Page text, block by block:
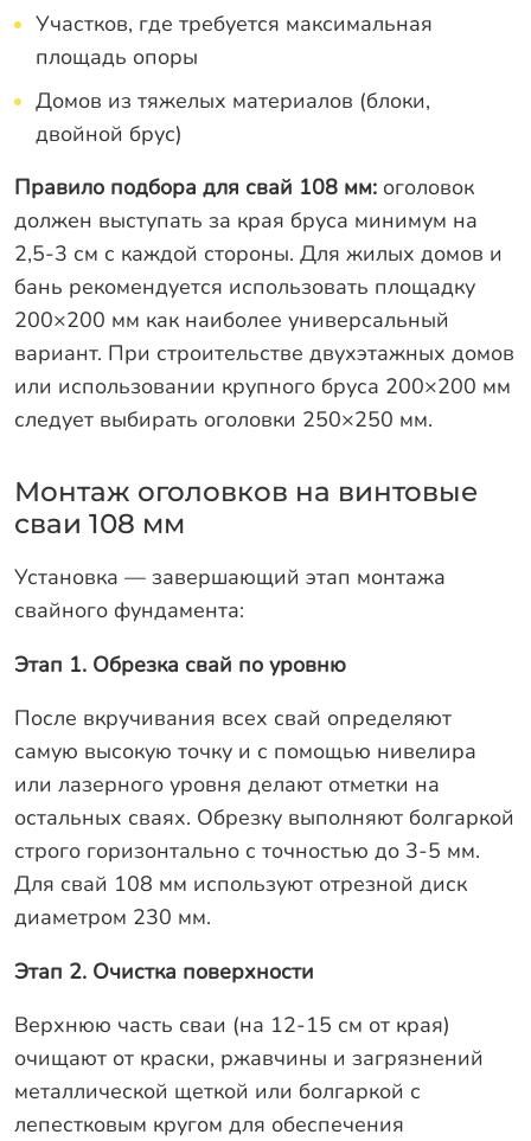
Участков, где требуется максимальная
площадь опоры
Домов из тяжелых материалов (блоки,
двойной брус)
Правило подбора для свай 108 мм: оголовок
должен выступать за края бруса минимум на
2,5-3 см с каждой стороны. Для жилых домов и
бань рекомендуется использовать площадку
200×200 мм как наиболее универсальный
вариант. При строительстве двухэтажных домов
или использовании крупного бруса 200×200 мм
следует выбирать оголовки 250×250 мм.
Монтаж оголовков на винтовые
сваи 108 мм
Установка — завершающий этап монтажа
свайного фундамента:
Этап 1. Обрезка свай по уровню
После вкручивания всех свай определяют
самую высокую точку и с помощью нивелира
или лазерного уровня делают отметки на
остальных сваях. Обрезку выполняют болгаркой
строго горизонтально с точностью до 3-5 мм.
Для свай 108 мм используют отрезной диск
диаметром 230 мм.
Этап 2. Очистка поверхности
Верхнюю часть сваи (на 12-15 см от края)
очищают от краски, ржавчины и загрязнений
металлической щеткой или болгаркой с
лепестковым кругом для обеспечения